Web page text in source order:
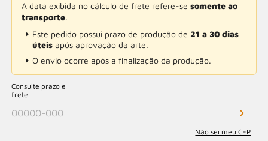
A data exibida no cálculo de frete refere-sesomente ao
transporte.
Este pedido possui prazo de produção de 21 a 30 dias
úteis após aprovação da arte.
O envio ocorre após a finalização da produção.
Consulte prazo e
frete
Não sei meu CEP